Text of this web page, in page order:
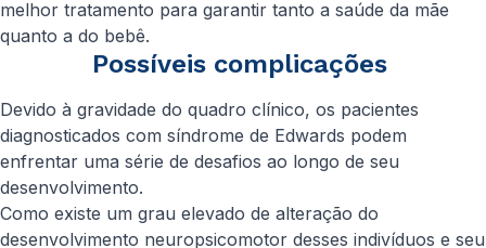
melhor tratamento para garantir tanto a saúde da mãe
quanto a do bebê.
Possíveis complicações
Devido à gravidade do quadro clínico, os pacientes
diagnosticados com síndrome de Edwards podem
enfrentar uma série de desafios ao longo de seu
desenvolvimento.
Como existe um grau elevado de alteração do
desenvolvimento neuropsicomotor desses indivíduos e seu